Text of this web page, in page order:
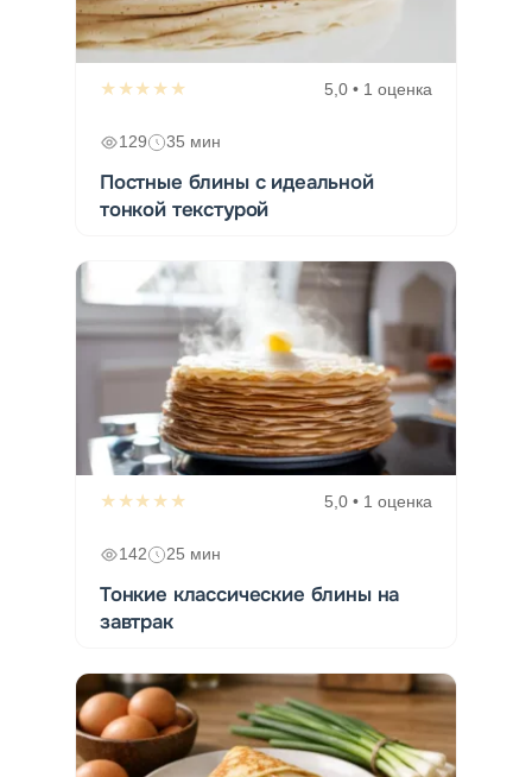
★★★★★ 5,0 • 1 оценка
129 35 мин
Постные блины с идеальной
тонкой текстурой
★★★★★ 5,0 • 1 оценка
142 25 мин
Тонкие классические блины на
завтрак